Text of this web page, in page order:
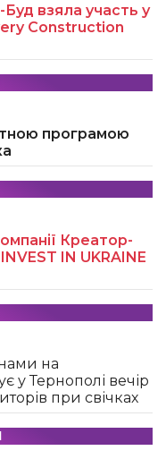
взяла участь у
Construction
програмою
Креатор-
IN UKRAINE
на
у Тернополі вечір
при свічках